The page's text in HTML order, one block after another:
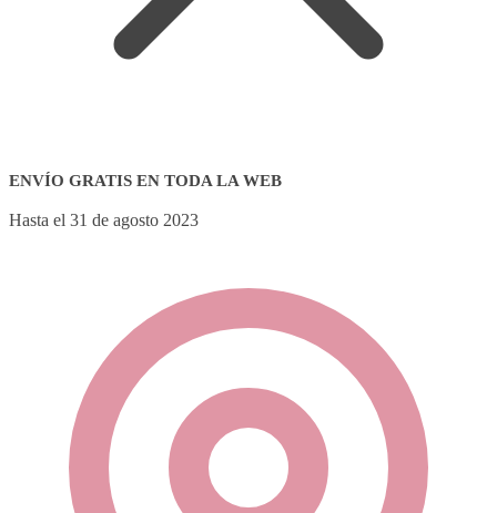
ENVÍO GRATIS EN TODA LA WEB
Hasta el 31 de agosto 2023